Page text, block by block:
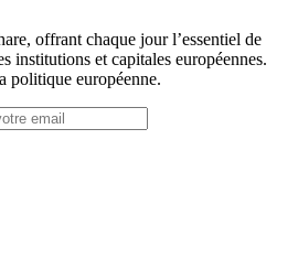
offrant chaque jour l’essentiel de
institutions et capitales européennes.
politique européenne.